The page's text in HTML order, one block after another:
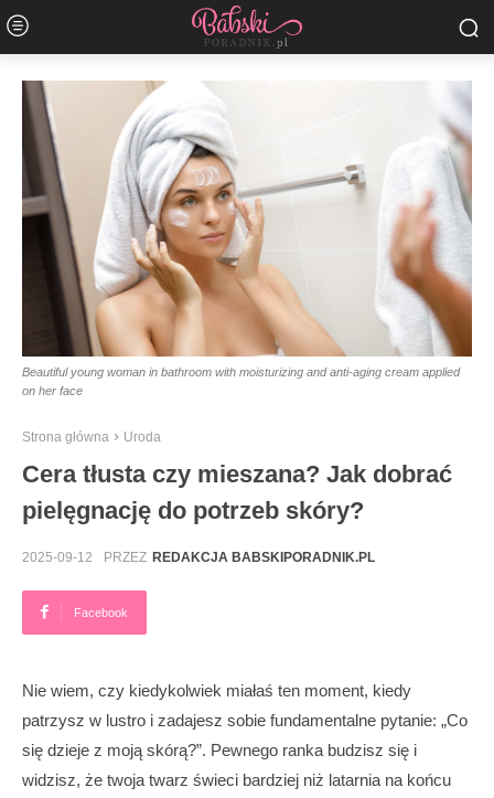
Beautiful young woman in bathroom with moisturizing and anti-aging cream applied
on her face
Strona główna Uroda
Cera tłusta czy mieszana? Jak dobrać
pielęgnację do potrzeb skóry?
2025-09-12 PRZEZ REDAKCJA BABSKIPORADNIK.PL
Facebook
Nie wiem, czy kiedykolwiek miałaś ten moment, kiedy
patrzysz w lustro i zadajesz sobie fundamentalne pytanie: „Co
się dzieje z moją skórą?”. Pewnego ranka budzisz się i
widzisz, że twoja twarz świeci bardziej niż latarnia na końcu